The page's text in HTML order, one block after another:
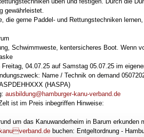
gewährleistet.
die gerne Paddel- und Rettungstechniken
Schwimmweste, kentersicheres Boot. Wenn
04.07.25 auf Samstag 05.07.25 im
Name / Technik on demand
(HASPA)
ausbildung@hamburger-kanu-verband.de
ist im Preis inbegriffen Hinweise:
um das Kanuwanderheim in Barum erkunden
buchen: Entgeltordnung -